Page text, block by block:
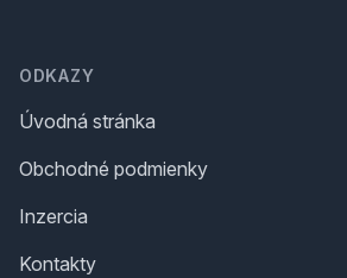
ODKAZY
Úvodná stránka
Obchodné podmienky
Inzercia
Kontakty